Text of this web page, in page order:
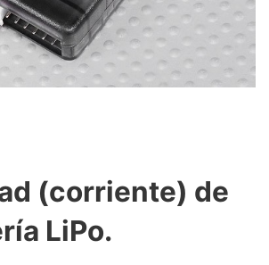
(corriente) de
LiPo.